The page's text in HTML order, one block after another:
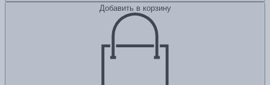
Добавить в корзину